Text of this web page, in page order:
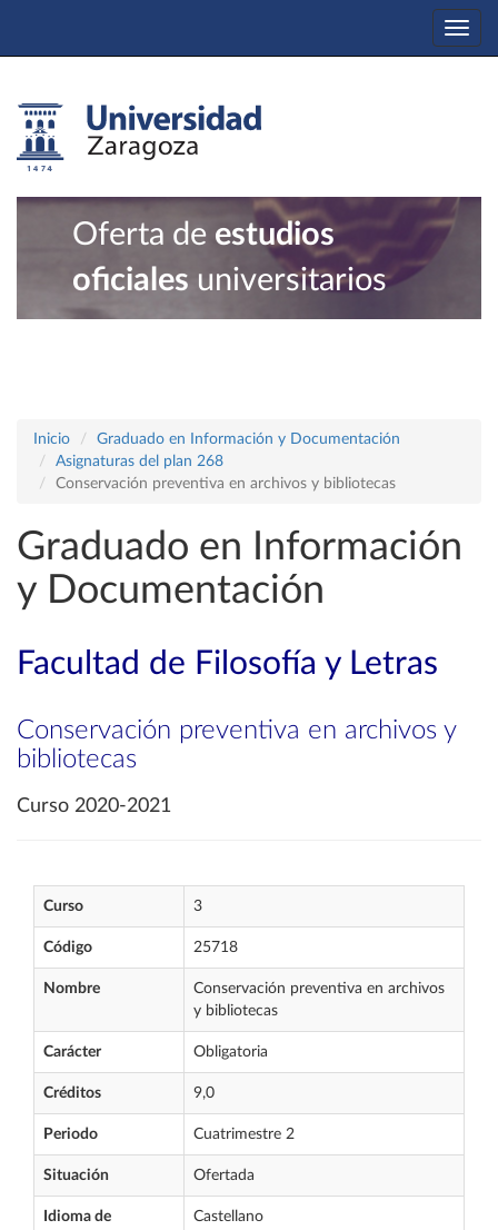
Oferta de estudios
oficiales universitarios
Inicio
Graduado en Información y Documentación
Asignaturas del plan 268
Conservación preventiva en archivos y bibliotecas
Graduado en Información
y Documentación
Facultad de Filosofía y Letras
Conservación preventiva en archivos y
bibliotecas
Curso 2020-2021
Curso 3
Código 25718
Nombre
Conservación preventiva en archivos
y bibliotecas
Carácter Obligatoria
Créditos 9,0
Periodo Cuatrimestre 2
Situación Ofertada
Idioma de
Castellano